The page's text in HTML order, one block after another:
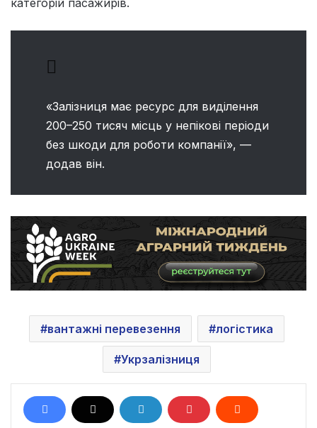
категорій пасажирів.
«Залізниця має ресурс для виділення
200–250 тисяч місць у непікові періоди
без шкоди для роботи компанії», —
додав він.
вантажні перевезення логістика
Укрзалізниця